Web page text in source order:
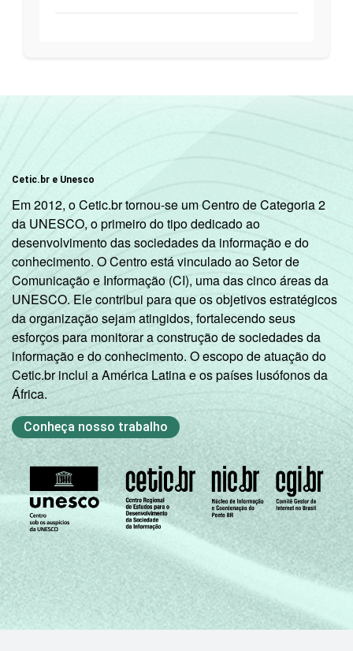
Cetic.br e Unesco
Em 2012, o Cetic.br tornou-se um Centro de Categoria 2
da UNESCO, o primeiro do tipo dedicado ao
desenvolvimento das sociedades da informação e do
conhecimento. O Centro está vinculado ao Setor de
Comunicação e Informação (CI), uma das cinco áreas da
UNESCO. Ele contribui para que os objetivos estratégicos
da organização sejam atingidos, fortalecendo seus
esforços para monitorar a construção de sociedades da
informação e do conhecimento. O escopo de atuação do
Cetic.br inclui a América Latina e os países lusófonos da
África.
Conheça nosso trabalho